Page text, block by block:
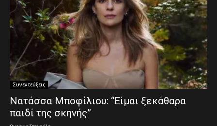
Συνεντεύξεις
Νατάσσα Μποφίλιου: “Είμαι ξεκάθαρα
παιδί της σκηνής”